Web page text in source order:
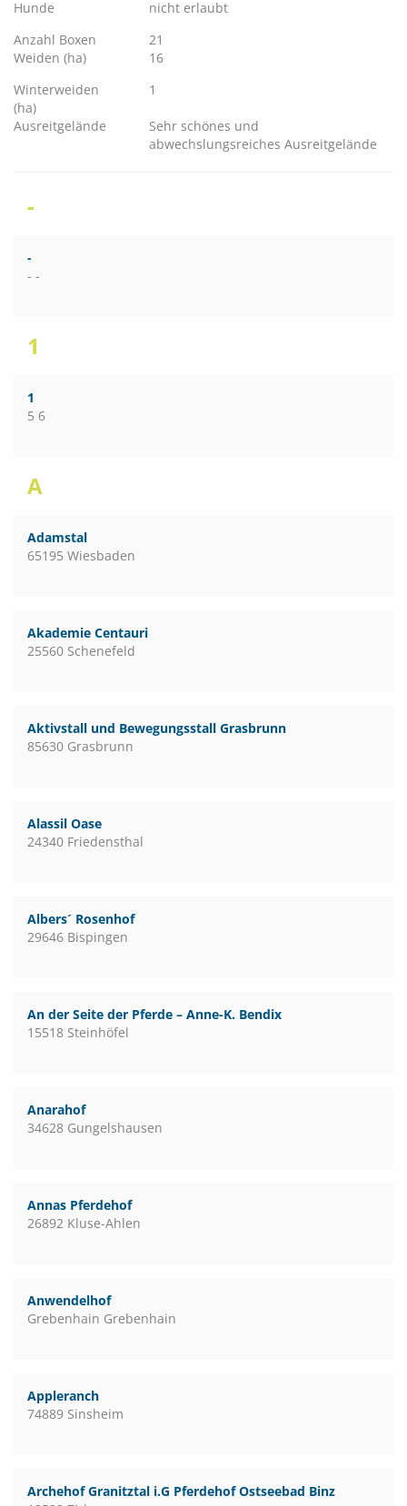
Hunde
nicht erlaubt
Anzahl Boxen
21
Weiden (ha)
16
Winterweiden
(ha)
1
Ausreitgelände
Sehr schönes und
abwechslungsreiches Ausreitgelände
-
-
- -
1
1
5 6
A
Adamstal
65195 Wiesbaden
Akademie Centauri
25560 Schenefeld
Aktivstall und Bewegungsstall Grasbrunn
85630 Grasbrunn
Alassil Oase
24340 Friedensthal
Albers´ Rosenhof
29646 Bispingen
An der Seite der Pferde – Anne-K. Bendix
15518 Steinhöfel
Anarahof
34628 Gungelshausen
Annas Pferdehof
26892 Kluse-Ahlen
Anwendelhof
Grebenhain Grebenhain
Appleranch
74889 Sinsheim
Archehof Granitztal i.G Pferdehof Ostseebad Binz